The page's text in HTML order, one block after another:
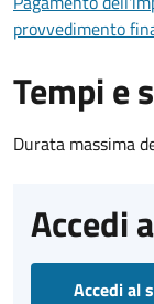
provvedimento
Tempi e
Durata massima
Accedi
Accedi al